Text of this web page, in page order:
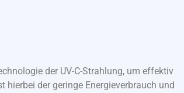
der UV-C-Strahlung, um effektiv
hierbei der geringe Energieverbrauch und